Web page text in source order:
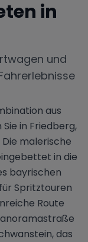
in
und
aus
in Friedberg,
malerische
in die
bayrischen
Spritztouren
Route
das